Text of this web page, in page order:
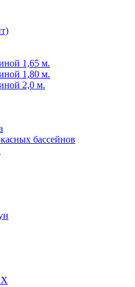
1,65 м.
1,80 м.
2,0 м.
бассейнов